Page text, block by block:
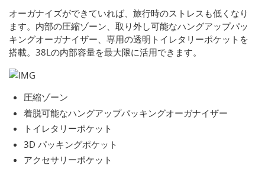
オーガナイズができていれば、旅行時のストレスも低くなり
ます。内部の圧縮ゾーン、取り外し可能なハングアップパッ
キングオーガナイザー、専用の透明トイレタリーポケットを
搭載。38Lの内部容量を最大限に活用できます。
圧縮ゾーン
着脱可能なハングアップパッキングオーガナイザー
トイレタリーポケット
3D パッキングポケット
アクセサリーポケット